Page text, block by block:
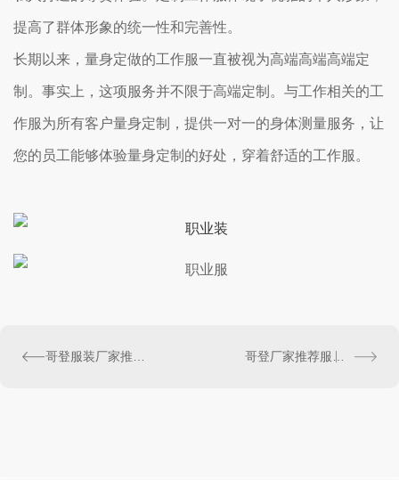
提高了群体形象的统一性和完善性。
长期以来，量身定做的工作服一直被视为高端高端高端定
制。事实上，这项服务并不限于高端定制。与工作相关的工
作服为所有客户量身定制，提供一对一的身体测量服务，让
您的员工能够体验量身定制的好处，穿着舒适的工作服。